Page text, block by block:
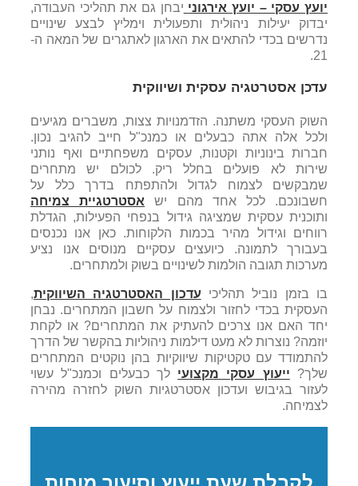
יועץ עסקי – יועץ אירגוני יבחן גם את תהליכי העבודה,
יבדוק יעילות ניהולית ותפעולית וימליץ לבצע שינויים
נדרשים בכדי להתאים את הארגון לאתגרים של המאה ה-
21.
עדכן אסטרטגיה עסקית ושיווקית
השוק העסקי משתנה. הזדמנויות צצות, משברים מגיעים
ולכל אלה אתה כבעלים או כמנכ"ל חייב להגיב נכון.
חברות בינוניות וקטנות, עסקים משפחתיים ואף נותני
שירות לא פועלים בחלל ריק. לכולם יש מתחרים
שמבקשים לצמוח לגדול ולהתפתח בדרך כלל על
חשבונכם. לכל אחד מהם יש אסטרטגיית צמיחה
ותוכנית עסקית שמציגה גידול בנפחי הפעילות, הגדלת
רווחים וגידול מהיר בכמות הלקוחות. כאן אנו נכנסים
בעבורך לתמונה. כיועצים עסקיים מנוסים אנו נציע
מערכות תגובה הולמות לשינויים בשוק ולמתחרים.
בו בזמן נוביל תהליכי עדכון האסטרטגיה השיווקית,
העסקית בכדי לחזור ולצמוח על חשבון המתחרים. נבחן
יחד האם אנו צרכים להעתיק את המתחרים? או לקחת
יוזמה? נוצרות לא מעט דילמות ניהוליות בהקשר של הדרך
להתמודד עם טקטיקות שיווקיות בהן נוקטים המתחרים
שלך? ייעוץ עסקי מקצועי לך כבעלים וכמנכ"ל עשוי
לעזור בגיבוש ועדכון אסטרטגיות השוק לחזרה מהירה
לצמיחה.